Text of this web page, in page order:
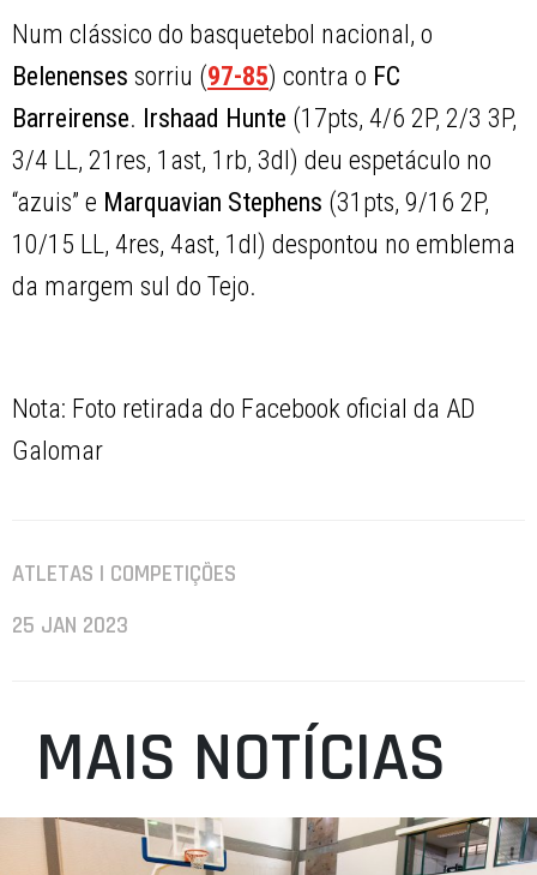
Num clássico do basquetebol nacional, o
Belenenses sorriu (97-85) contra o FC
Barreirense. Irshaad Hunte (17pts, 4/6 2P, 2/3 3P,
3/4 LL, 21res, 1ast, 1rb, 3dl) deu espetáculo no
“azuis” e Marquavian Stephens (31pts, 9/16 2P,
10/15 LL, 4res, 4ast, 1dl) despontou no emblema
da margem sul do Tejo.
Nota: Foto retirada do Facebook oficial da AD
Galomar
ATLETAS | COMPETIÇÕES
25 JAN 2023
MAIS NOTÍCIAS